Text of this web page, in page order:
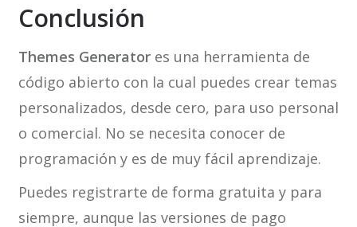
Conclusión
Themes Generatores una herramienta de
código abierto con la cual puedes crear temas
personalizados, desde cero, para uso personal
o comercial. No se necesita conocer de
programación y es de muy fácil aprendizaje.
Puedes registrarte de forma gratuita y para
siempre, aunque las versiones de pago